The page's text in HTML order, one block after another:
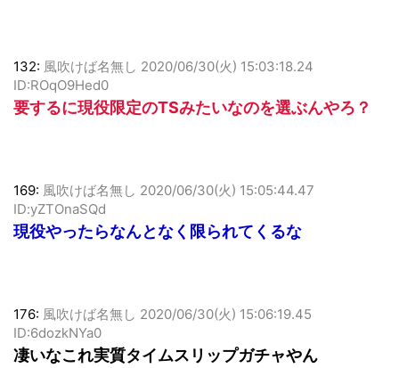
132:風吹けば名無し
ID:ROqO9Hed0
要するに現役限定のTSみたいなのを選ぶんやろ？
169:風吹けば名無し
ID:yZTOnaSQd
現役やったらなんとなく限られてくるな
176:風吹けば名無し
ID:6dozkNYa0